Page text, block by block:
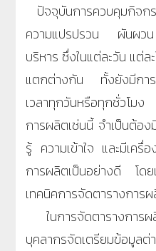
ปัจจุบันการควบคุมกิจก
ความแปรปรวน ผันผว
บริหาร ซึ่งในแต่ละวัน แต่
แตกต่างกัน ทั้งยังมีการ
เวลาทุกวันหรือทุกชั่วโม
การผลิตเช่นนี้ จำเป็นต้อ
รู้ ความเข้าใจ และมีเครื่
การผลิตเป็นอย่างดี โดย
เทคนิคการจัดตารางการ
ในการจัดตารางการ
บุคลากรจัดเตรียมข้อมูลต่